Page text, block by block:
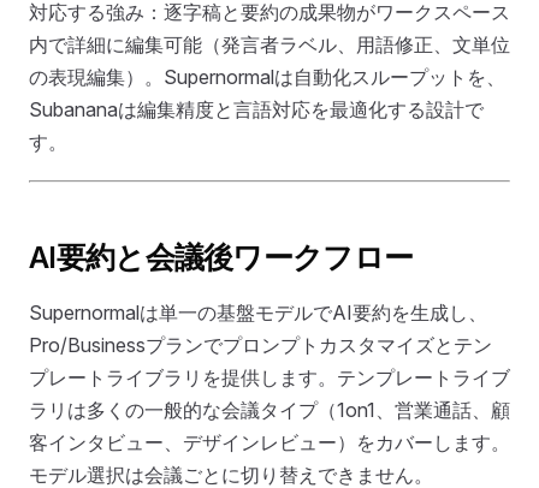
対応する強み：逐字稿と要約の成果物がワークスペース
内で詳細に編集可能（発言者ラベル、用語修正、文単位
の表現編集）。Supernormalは自動化スループットを、
Subananaは編集精度と言語対応を最適化する設計で
す。
AI要約と会議後ワークフロー
Supernormalは単一の基盤モデルでAI要約を生成し、
Pro/Businessプランでプロンプトカスタマイズとテン
プレートライブラリを提供します。テンプレートライブ
ラリは多くの一般的な会議タイプ（1on1、営業通話、顧
客インタビュー、デザインレビュー）をカバーします。
モデル選択は会議ごとに切り替えできません。